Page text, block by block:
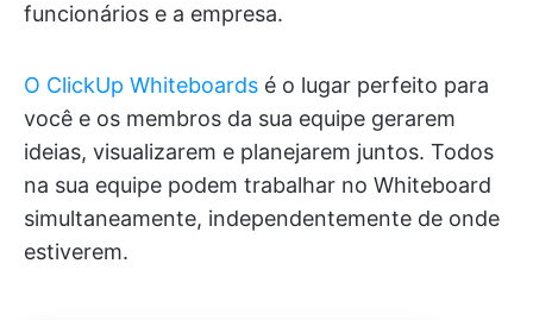
funcionários e a empresa.
O ClickUp Whiteboards é o lugar perfeito para
você e os membros da sua equipe gerarem
ideias, visualizarem e planejarem juntos. Todos
na sua equipe podem trabalhar no Whiteboard
simultaneamente, independentemente de onde
estiverem.